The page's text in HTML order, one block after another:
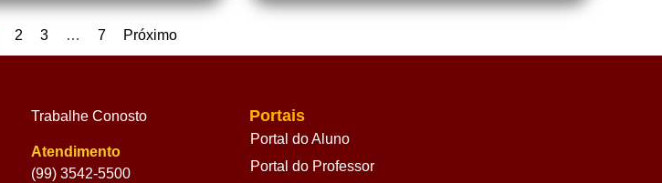
2 3 … 7 Próximo
Trabalhe Conosto
Atendimento
(99) 3542-5500
Portais
Portal do Aluno
Portal do Professor